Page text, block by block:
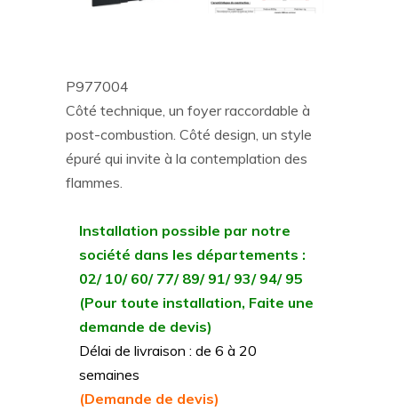
P977004
Côté technique, un foyer raccordable à
post-combustion. Côté design, un style
épuré qui invite à la contemplation des
flammes.
Installation possible par notre
société dans les départements :
02/ 10/ 60/ 77/ 89/ 91/ 93/ 94/ 95
(Pour toute installation, Faite une
demande de devis)
Délai de livraison : de 6 à 20
semaines
(Demande de devis)